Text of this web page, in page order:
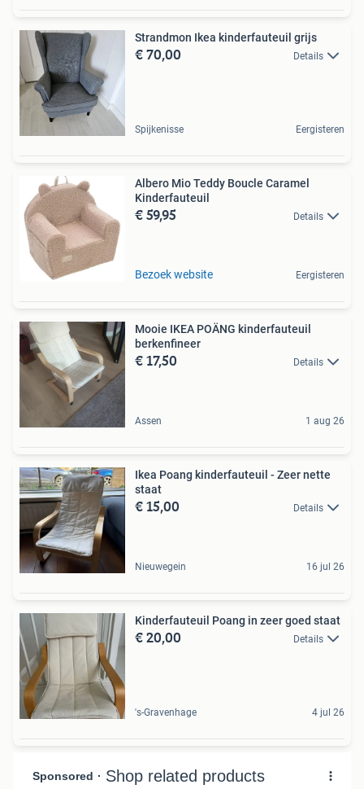
Strandmon Ikea kinderfauteuil grijs
€ 70,00 Details
Spijkenisse Eergisteren
Albero Mio Teddy Boucle Caramel
Kinderfauteuil
€ 59,95 Details
Bezoek website Eergisteren
Mooie IKEA POÄNG kinderfauteuil
berkenfineer
€ 17,50 Details
Assen 1 aug 26
Ikea Poang kinderfauteuil - Zeer nette
staat
€ 15,00 Details
Nieuwegein 16 jul 26
Kinderfauteuil Poang in zeer goed staat
€ 20,00 Details
's-Gravenhage 4 jul 26